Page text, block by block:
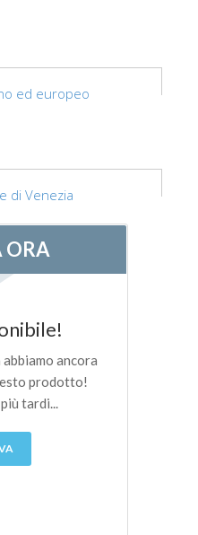
ed europeo
di Venezia